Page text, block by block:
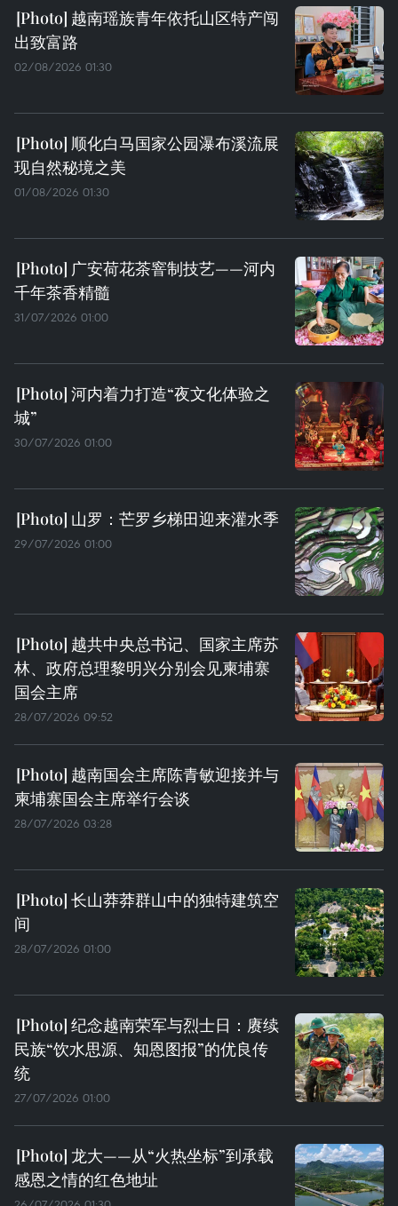
越南瑶族青年依托山区特产闯
出致富路
02/08/2026 01:30
顺化白马国家公园瀑布溪流展
现自然秘境之美
01/08/2026 01:30
广安荷花茶窨制技艺——河内
千年茶香精髓
31/07/2026 01:00
河内着力打造“夜文化体验之
城”
30/07/2026 01:00
山罗：芒罗乡梯田迎来灌水季
29/07/2026 01:00
越共中央总书记、国家主席苏
林、政府总理黎明兴分别会见柬埔寨
国会主席
28/07/2026 09:52
越南国会主席陈青敏迎接并与
柬埔寨国会主席举行会谈
28/07/2026 03:28
长山莽莽群山中的独特建筑空
间
28/07/2026 01:00
纪念越南荣军与烈士日：赓续
民族“饮水思源、知恩图报”的优良传
统
27/07/2026 01:00
龙大——从“火热坐标”到承载
感恩之情的红色地址